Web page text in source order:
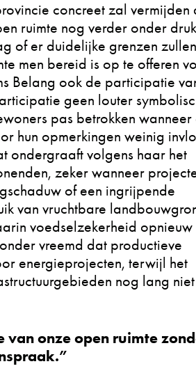
concreet zal vermijden
ruimte nog verder onder druk
of er duidelijke grenzen zullen
men bereid is op te offeren
Belang ook de participatie
geen louter
pas betrokken wanneer
hun opmerkingen weinig
ondergraaft volgens haar het
zeker wanneer
of een ingrijpende
van vruchtbare
voedselzekerheid
vreemd dat productieve
energieprojecten, terwijl het
nog lang niet
van onze open ruimte